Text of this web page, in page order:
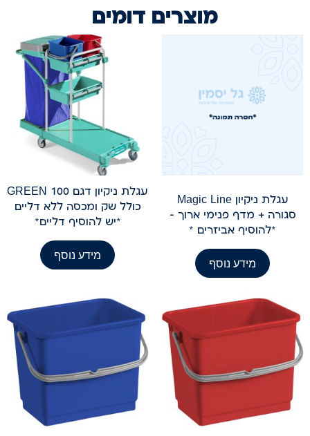
מוצרים דומים
עגלת ניקיון Magic Line
סגורה + מדף פנימי ארוך –
*להוסיף אביזרים *
מידע נוסף
עגלת ניקיון דגם GREEN 100
כולל שק ומכסה ללא דליים
*יש להוסיף דליים*
מידע נוסף